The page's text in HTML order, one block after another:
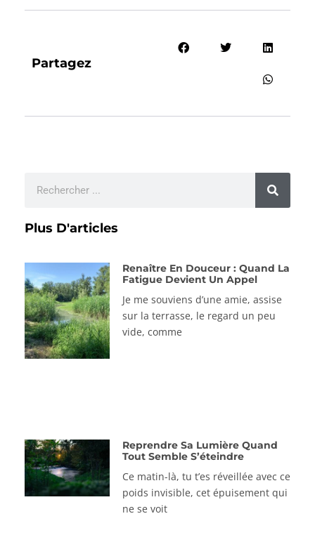
Partagez
Plus D'articles
Renaître En Douceur : Quand La
Fatigue Devient Un Appel
Je me souviens d’une amie, assise
sur la terrasse, le regard un peu
vide, comme
Reprendre Sa Lumière Quand
Tout Semble S’éteindre
Ce matin-là, tu t’es réveillée avec ce
poids invisible, cet épuisement qui
ne se voit